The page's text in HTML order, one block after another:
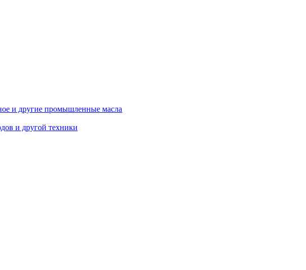
и другие промышленные масла
и другой техники